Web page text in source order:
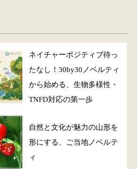
ネイチャーポジティブ待っ
たなし！30by30ノベルティ
から始める、生物多様性・
TNFD対応の第一歩
自然と文化が魅力の山形を
形にする、ご当地ノベルテ
ィ